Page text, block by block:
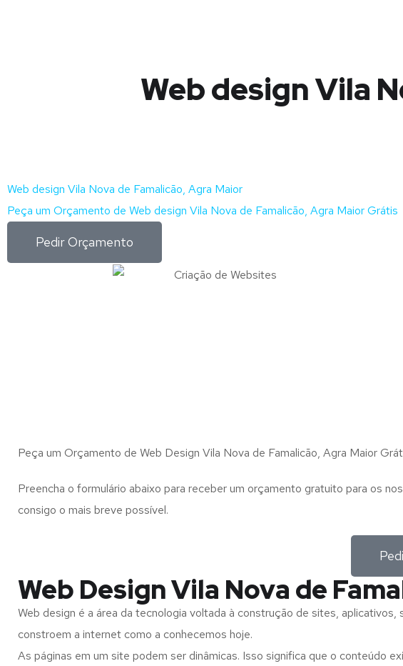
Web design Vila
Web design Vila Nova de Famalicão, Agra Maior
Peça um Orçamento de Web design Vila Nova de Famalicão, Agra Maior Grátis
Pedir Orçamento
Peça um Orçamento de Web Design Vila Nova de Famalicão, Agra Maior
Preencha o formulário abaixo para receber um orçamento gratuito para os
consigo o mais breve possível.
Web Design Vila Nova de
Web design é a área da tecnologia voltada à construção de sites,
constroem a internet como a conhecemos hoje.
As páginas em um site podem ser dinâmicas. Isso significa que o conteúdo